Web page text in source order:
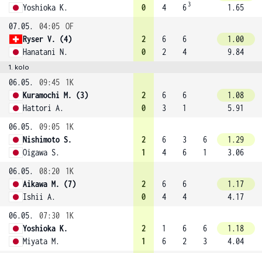
Yoshioka K.
0
4
6 3
1.65
07.05.
04:05 OF
Ryser V. (4)
Hanatani N.
2
0
6
2
6
4
1.00
9.84
1. kolo
06.05. 09:45
1K
Kuramochi M. (3)
Hattori A.
2
0
6
3
6
1
1.08
5.91
06.05.
09:05
1K
Nishimoto S.
Oigawa S.
2
1
6
4
3
6
6
1
1.29
3.06
06.05.
08:20
1K
Aikawa M. (7)
Ishii A.
2
0
6
4
6
4
1.17
4.17
06.05.
07:30
1K
Yoshioka K.
Miyata M.
2
1
1
6
6
2
6
3
1.18
4.04